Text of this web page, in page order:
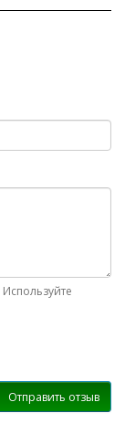
Отправить отзыв